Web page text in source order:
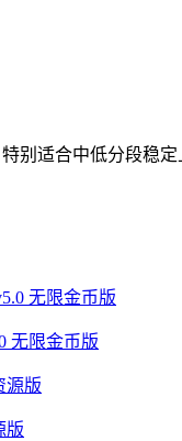
别适合中低分段稳
无限金币版
版